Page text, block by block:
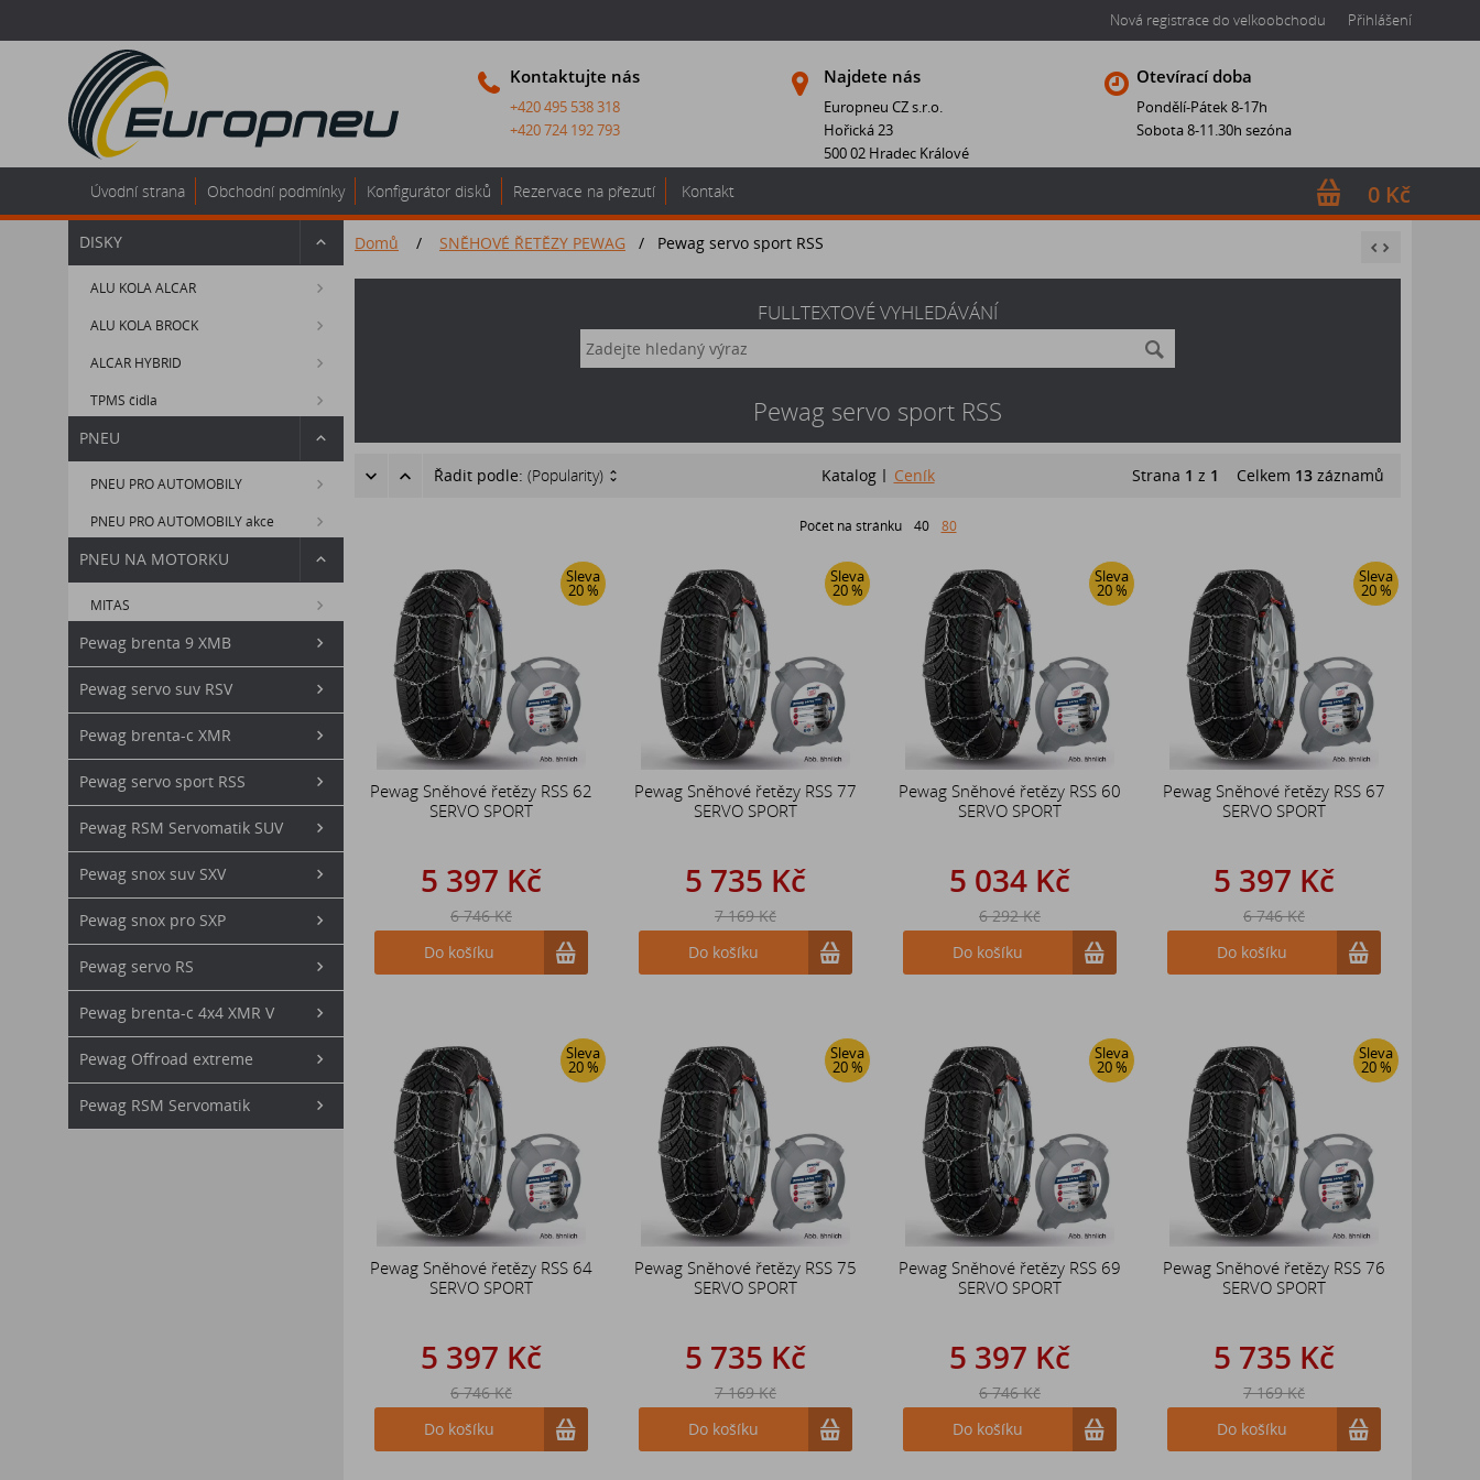
Nová registrace do velkoobchodu Přihlášení
Kontaktujte nás
+420 495 538 318
+420 724 192 793
Najdete nás
Europneu CZ s.r.o.
Hořická 23
500 02 Hradec Králové
Otevírací doba
Pondělí-Pátek 8-17h
Sobota 8-11.30h sezóna
0 Kč
Úvodní strana Obchodní podmínky Konfigurátor disků Rezervace na přezutí Kontakt
DISKY
ALU KOLA ALCAR
ALU KOLA BROCK
ALCAR HYBRID
TPMS čidla
PNEU
PNEU PRO AUTOMOBILY
PNEU PRO AUTOMOBILY akce
PNEU NA MOTORKU
MITAS
Pewag brenta 9 XMB
Pewag servo suv RSV
Pewag brenta-c XMR
Pewag servo sport RSS
Pewag RSM Servomatik SUV
Pewag snox suv SXV
Pewag snox pro SXP
Pewag servo RS
Pewag brenta-c 4x4 XMR V
Pewag Offroad extreme
Pewag RSM Servomatik
Domů / SNĚHOVÉ ŘETĚZY PEWAG / Pewag servo sport RSS
FULLTEXTOVÉ VYHLEDÁVÁNÍ
Pewag servo sport RSS
Řadit podle: (Popularity) Katalog Ceník Strana 1 z 1 Celkem 13 záznamů
Počet na stránku 40 80
Sleva
20 %
Pewag Sněhové řetězy RSS 62
SERVO SPORT
5 397 Kč
6 746 Kč
Do košíku
Sleva
20 %
Pewag Sněhové řetězy RSS 77
SERVO SPORT
5 735 Kč
7 169 Kč
Do košíku
Sleva
20 %
Pewag Sněhové řetězy RSS 60
SERVO SPORT
5 034 Kč
6 292 Kč
Do košíku
Sleva
20 %
Pewag Sněhové řetězy RSS 67
SERVO SPORT
5 397 Kč
6 746 Kč
Do košíku
Sleva
20 %
Pewag Sněhové řetězy RSS 64
SERVO SPORT
5 397 Kč
6 746 Kč
Do košíku
Sleva
20 %
Pewag Sněhové řetězy RSS 75
SERVO SPORT
5 735 Kč
7 169 Kč
Do košíku
Sleva
20 %
Pewag Sněhové řetězy RSS 69
SERVO SPORT
5 397 Kč
6 746 Kč
Do košíku
Sleva
20 %
Pewag Sněhové řetězy RSS 76
SERVO SPORT
5 735 Kč
7 169 Kč
Do košíku